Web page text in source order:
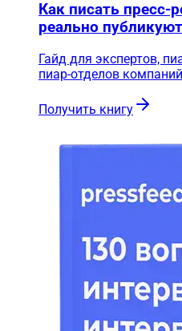
Как писать
реально
Гайд для экспертов,
пиар-отделов
Получить книгу